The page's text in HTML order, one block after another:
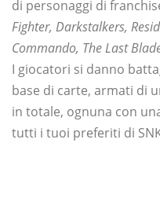
di personaggi di
Fighter, Darkstalkers,
Commando, The Last
I giocatori si danno
base di carte, armati di
in totale, ognuna con
tutti i tuoi preferiti di